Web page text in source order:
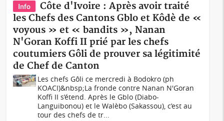
Info
Côte d'Ivoire : Après avoir traité
les Chefs des Cantons Gblo et Kôdè de «
voyous » et « bandits », Nanan
N'Goran Koffi II prié par les chefs
coutumiers Gôli de prouver sa légitimité
de Chef de Canton
Les chefs Gôli ce mercredi à Bodokro (ph
KOACI)&nbsp;La fronde contre Nanan N'Goran
Koffi II s’étend. Après le Gblo (Diabo-
Languibonou) et le Walèbo (Sakassou), c’est au
tour des chefs de tr...